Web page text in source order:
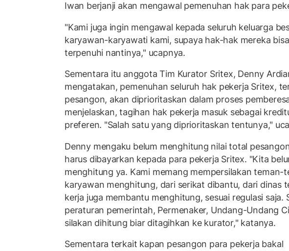
Iwan berjanji akan mengawal pemenuhan hak para
"Kami juga ingin mengawal kepada seluruh keluarga
karyawan-karyawati kami, supaya hak-hak mereka bisa
terpenuhi nantinya," ucapnya.
Sementara itu anggota Tim Kurator Sritex, Denny
mengatakan, pemenuhan seluruh hak pekerja Sritex,
pesangon, akan diprioritaskan dalam proses
menjelaskan, tagihan hak pekerja masuk sebagai
preferen. "Salah satu yang diprioritaskan tentunya,"
Denny mengaku belum menghitung nilai total
harus dibayarkan kepada para pekerja Sritex. "Kita
menghitung ya. Kami memang mempersilakan teman-
karyawan menghitung, dari serikat dibantu, dari dinas
kerja juga membantu menghitung, sesuai regulasi saja.
peraturan pemerintah, Permenaker, Undang-Undang
silakan dihitung biar ditagihkan ke kurator," katanya.
Sementara terkait kapan pesangon para pekerja bakal